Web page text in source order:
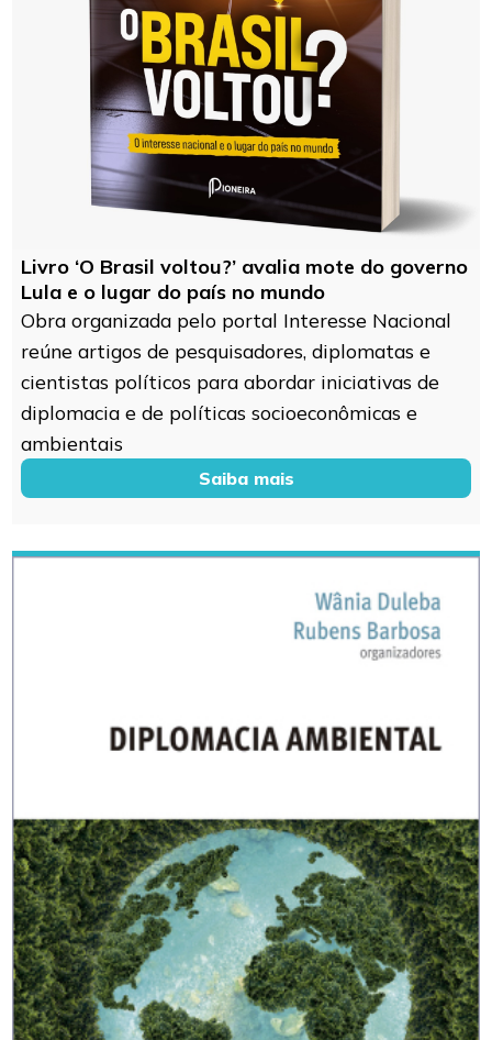
Livro ‘O Brasil voltou?’ avalia mote do governo
Lula e o lugar do país no mundo
Obra organizada pelo portal Interesse Nacional
reúne artigos de pesquisadores, diplomatas e
cientistas políticos para abordar iniciativas de
diplomacia e de políticas socioeconômicas e
ambientais
Saiba mais